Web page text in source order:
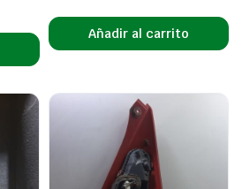
Añadir al carrito